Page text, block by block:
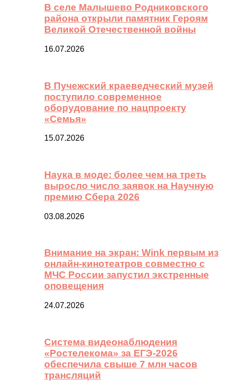
В селе Малышево Родниковского
района открыли памятник Героям
Великой Отечественной войны
16.07.2026
В Пучежский краеведческий музей
поступило современное
оборудование по нацпроекту
«Семья»
15.07.2026
Наука в моде: более чем на треть
выросло число заявок на Научную
премию Сбера 2026
03.08.2026
Внимание на экран: Wink первым из
онлайн-кинотеатров совместно с
МЧС России запустил экстренные
оповещения
24.07.2026
Система видеонаблюдения
«Ростелекома» за ЕГЭ-2026
обеспечила свыше 7 млн часов
трансляций